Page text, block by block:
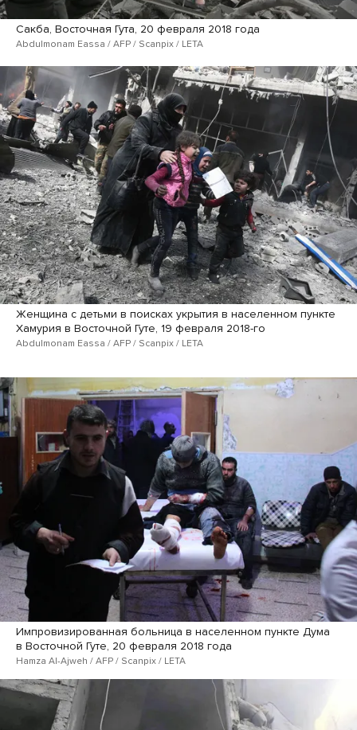
Сакба, Восточная Гута, 20 февраля 2018 года
Abdulmonam Eassa / AFP / Scanpix / LETA
Женщина с детьми в поисках укрытия в населенном пункте
Хамурия в Восточной Гуте, 19 февраля 2018-го
Abdulmonam Eassa / AFP / Scanpix / LETA
Импровизированная больница в населенном пункте Дума
в Восточной Гуте, 20 февраля 2018 года
Hamza Al-Ajweh / AFP / Scanpix / LETA